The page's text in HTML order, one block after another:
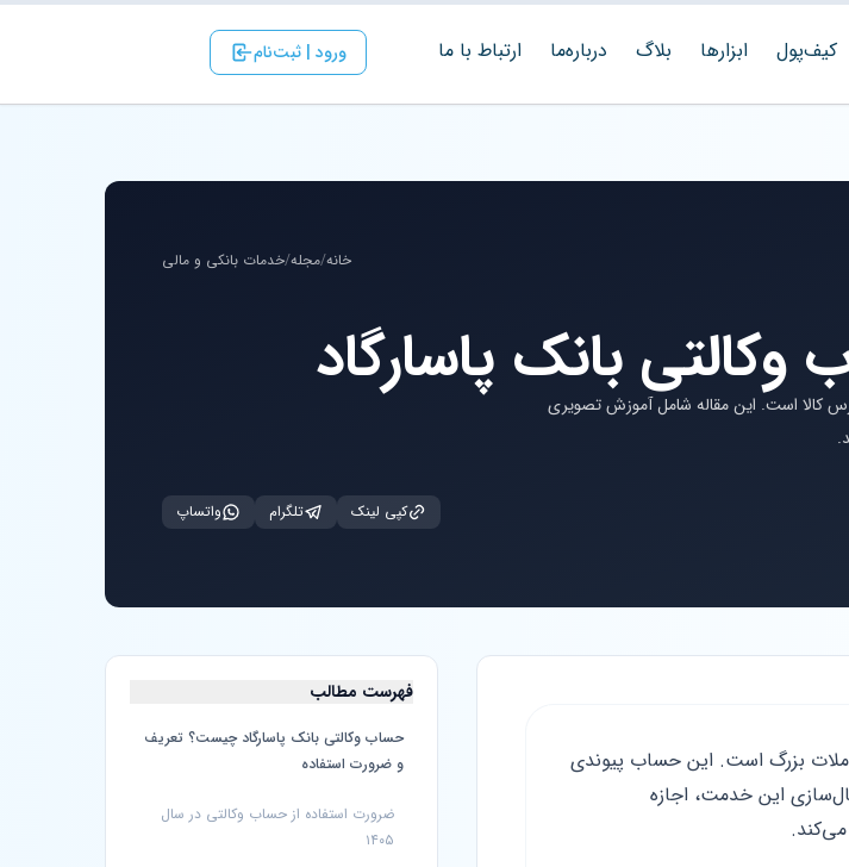
کیف‌پول ابزارها بلاگ درباره‌ما ارتباط با ‌ما ورود | ثبت‌نام
خانه/مجله/خدمات بانکی و مالی
بانک پاسارگاد
کالا است. این مقاله شامل آموزش تصویری
کپی لینک تلگرام واتساپ
فهرست مطالب
حساب وکالتی بانک پاسارگاد چیست؟ تعریف
و ضرورت استفاده
ضرورت استفاده از حساب وکالتی در سال
۱۴۰۵
بزرگ است. این حساب پیوندی
این خدمت، اجازه